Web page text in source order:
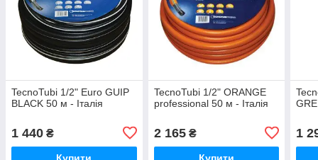
TecnoTubi 1/2" Euro GUIP
BLACK 50 м - Італія
1 440 ₴
TecnoTubi 1/2" ORANGE
professional 50 м - Італія
2 165₴ 1